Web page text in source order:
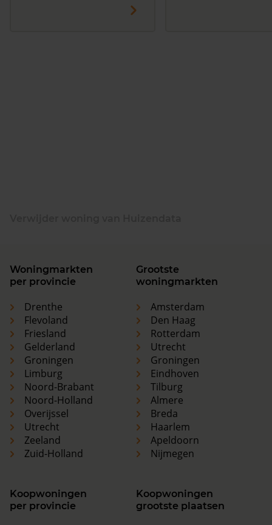
Woningmarkten
per provincie
Drenthe
Flevoland
Friesland
Gelderland
Groningen
Limburg
Noord-Brabant
Noord-Holland
Overijssel
Utrecht
Zeeland
Zuid-Holland
Grootste
woningmarkten
Amsterdam
Den Haag
Rotterdam
Utrecht
Groningen
Eindhoven
Tilburg
Almere
Breda
Haarlem
Apeldoorn
Nijmegen
Koopwoningen
per provincie
Koopwoningen
grootste plaatsen